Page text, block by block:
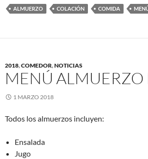
ALMUERZO COLACIÓN COMIDA
2018,COMEDOR,NOTICIAS
MENÚ
1 MARZO 2018
Todos los almuerzos incluyen:
Ensalada
Jugo